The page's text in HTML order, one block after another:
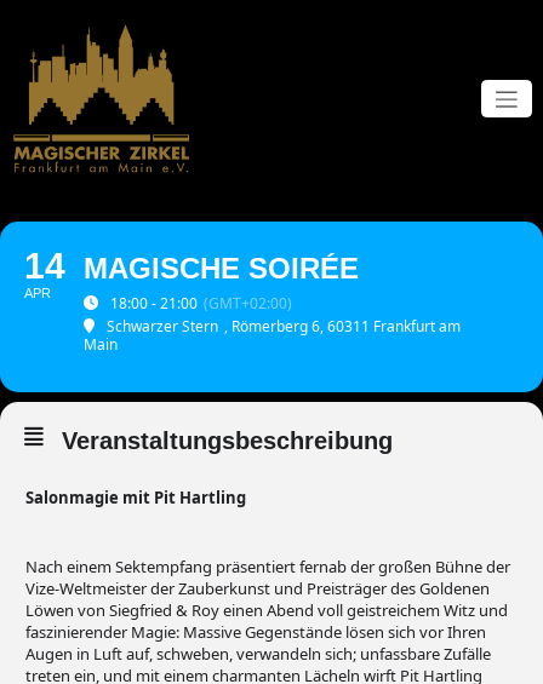
springen
14
APR
MAGISCHE SOIRÉE
18:00 - 21:00 (GMT+02:00)
Schwarzer Stern , Römerberg 6, 60311 Frankfurt am
Main
Veranstaltungsbeschreibung
Salonmagie mit Pit Hartling
Nach einem Sektempfang präsentiert fernab der großen Bühne der
Vize-Weltmeister der Zauberkunst und Preisträger des Goldenen
Löwen von Siegfried & Roy einen Abend voll geistreichem Witz und
faszinierender Magie: Massive Gegenstände lösen sich vor Ihren
Augen in Luft auf, schweben, verwandeln sich; unfassbare Zufälle
treten ein, und mit einem charmanten Lächeln wirft Pit Hartling